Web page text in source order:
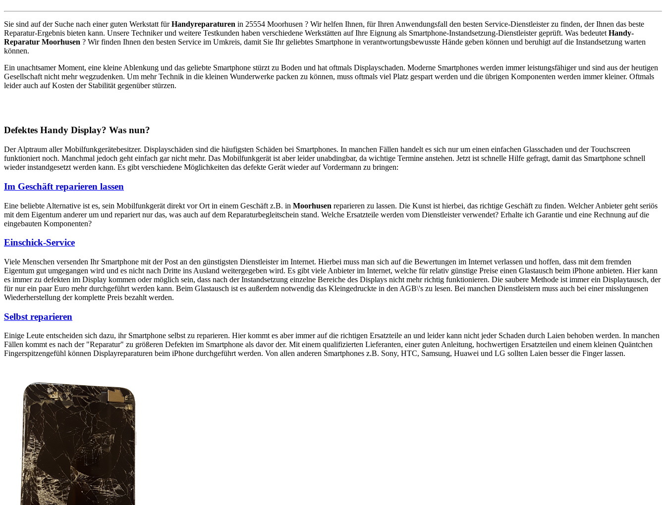
Sie sind auf der Suche nach einer guten Werkstatt fürHandyreparaturen in 25554 Moorhusen ? Wir helfen Ihnen, für Ihren Anwendungsfall den besten Service-Dienstleister zu finden, der Ihnen das beste
Reparatur-Ergebnis bieten kann. Unsere Techniker und weitere Testkunden haben verschiedene Werkstätten auf Ihre Eignung als Smartphone-Instandsetzung-Dienstleister geprüft. Was bedeutet Handy-
Reparatur Moorhusen ? Wir finden Ihnen den besten Service im Umkreis, damit Sie Ihr geliebtes Smartphone in verantwortungsbewusste Hände geben können und beruhigt auf die Instandsetzung warten
können.
Ein unachtsamer Moment, eine kleine Ablenkung und das geliebte Smartphone stürzt zu Boden und hat oftmals Displayschaden. Moderne Smartphones werden immer leistungsfähiger und sind aus der heutigen
Gesellschaft nicht mehr wegzudenken. Um mehr Technik in die kleinen Wunderwerke packen zu können, muss oftmals viel Platz gespart werden und die übrigen Komponenten werden immer kleiner. Oftmals
leider auch auf Kosten der Stabilität gegenüber stürzen.
Defektes Handy Display? Was nun?
Der Alptraum aller Mobilfunkgerätebesitzer. Displayschäden sind die häufigsten Schäden bei Smartphones. In manchen Fällen handelt es sich nur um einen einfachen Glasschaden und der Touchscreen
funktioniert noch. Manchmal jedoch geht einfach gar nicht mehr. Das Mobilfunkgerät ist aber leider unabdingbar, da wichtige Termine anstehen. Jetzt ist schnelle Hilfe gefragt, damit das Smartphone schnell
wieder instandgesetzt werden kann. Es gibt verschiedene Möglichkeiten das defekte Gerät wieder auf Vordermann zu bringen:
Im Geschäft reparieren lassen
Eine beliebte Alternative ist es, sein Mobilfunkgerät direkt vor Ort in einem Geschäft z.B. in Moorhusen reparieren zu lassen. Die Kunst ist hierbei, das richtige Geschäft zu finden. Welcher Anbieter geht seriös
mit dem Eigentum anderer um und repariert nur das, was auch auf dem Reparaturbegleitschein stand. Welche Ersatzteile werden vom Dienstleister verwendet? Erhalte ich Garantie und eine Rechnung auf die
eingebauten Komponenten?
Einschick-Service
Viele Menschen versenden Ihr Smartphone mit der Post an den günstigsten Dienstleister im Internet. Hierbei muss man sich auf die Bewertungen im Internet verlassen und hoffen, dass mit dem fremden
Eigentum gut umgegangen wird und es nicht nach Dritte ins Ausland weitergegeben wird. Es gibt viele Anbieter im Internet, welche für relativ günstige Preise einen Glastausch beim iPhone anbieten. Hier kann
es immer zu defekten im Display kommen oder möglich sein, dass nach der Instandsetzung einzelne Bereiche des Displays nicht mehr richtig funktionieren. Die saubere Methode ist immer ein Displaytausch, der
für nur ein paar Euro mehr durchgeführt werden kann. Beim Glastausch ist es außerdem notwendig das Kleingedruckte in den AGB\'s zu lesen. Bei manchen Dienstleistern muss auch bei einer misslungenen
Wiederherstellung der komplette Preis bezahlt werden.
Selbst reparieren
Einige Leute entscheiden sich dazu, ihr Smartphone selbst zu reparieren. Hier kommt es aber immer auf die richtigen Ersatzteile an und leider kann nicht jeder Schaden durch Laien behoben werden. In manchen
Fällen kommt es nach der "Reparatur" zu größeren Defekten im Smartphone als davor der. Mit einem qualifizierten Lieferanten, einer guten Anleitung, hochwertigen Ersatzteilen und einem kleinen Quäntchen
Fingerspitzengefühl können Displayreparaturen beim iPhone durchgeführt werden. Von allen anderen Smartphones z.B. Sony, HTC, Samsung, Huawei und LG sollten Laien besser die Finger lassen.